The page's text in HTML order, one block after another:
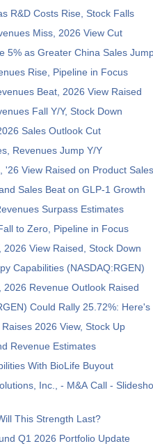
R&D Costs Rise, Stock Falls
Miss, 2026 View Cut
5% as Greater China Sales
Rise, Pipeline in Focus
Beat, 2026 View Raised
Fall Y/Y, Stock Down
Sales Outlook Cut
Revenues Jump Y/Y
'26 View Raised on Product Sales
Sales Beat on GLP-1 Growth
Surpass Estimates
to Zero, Pipeline in Focus
View Raised, Stock Down
Capabilities (NASDAQ:RGEN)
Revenue Outlook Raised
Could Rally 25.72%:
2026 View, Stock Up
Revenue Estimates
With BioLife Buyout
Inc., - M&A Call -
This Strength Last?
Q1 2026 Portfolio Update